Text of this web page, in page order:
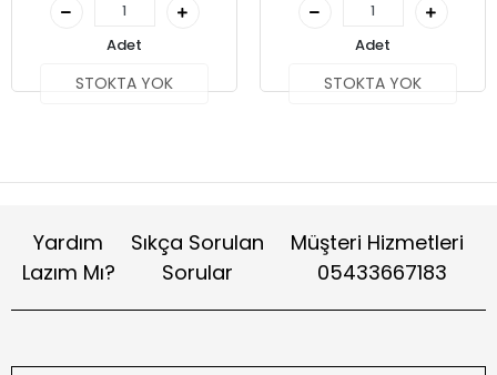
Adet
STOKTA YOK
Adet
STOKTA YOK
Yardım
Lazım Mı?
Sıkça Sorulan
Sorular
Müşteri Hizmetleri
05433667183